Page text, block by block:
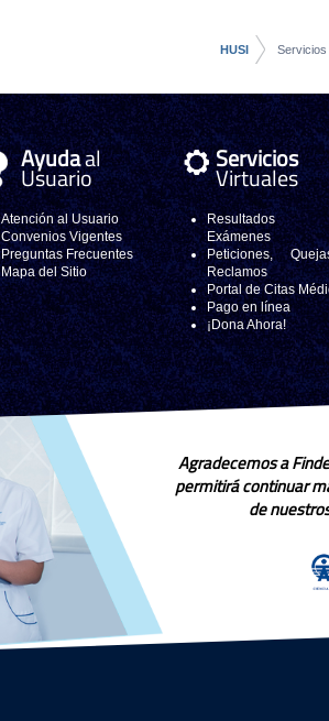
HUSI Servicios
Ayudaal
Usuario
Atención al Usuario
Convenios Vigentes
Preguntas Frecuentes
Mapa del Sitio
Servicios
Virtuales
Resultados
Exámenes
Peticiones,
Reclamos
Portal de Citas
Pago en línea
¡Dona Ahora!
Agradecemos a
permitirá continuar
de